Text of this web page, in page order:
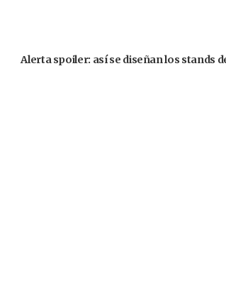
Alerta spoiler: así se diseñan los stands